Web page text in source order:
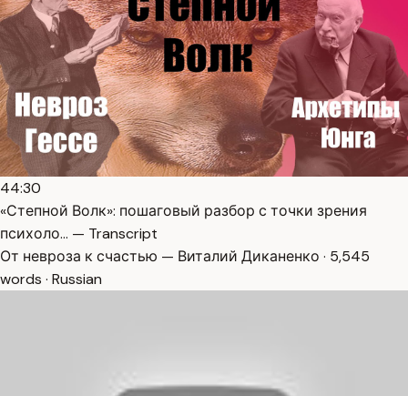
44:30
«Степной Волк»: пошаговый разбор с точки зрения
психоло… — Transcript
От невроза к счастью — Виталий Диканенко · 5,545
words · Russian